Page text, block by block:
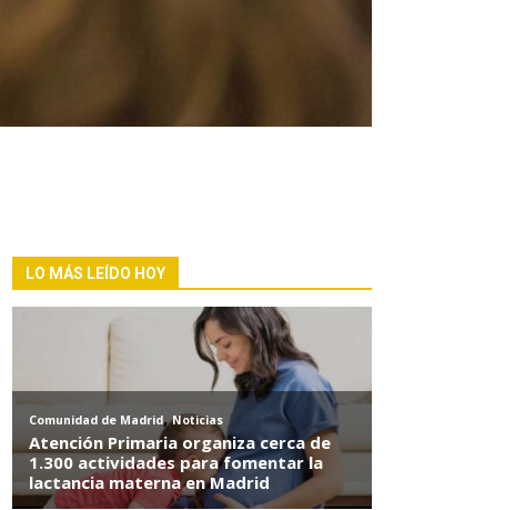
LO MÁS LEÍDO HOY